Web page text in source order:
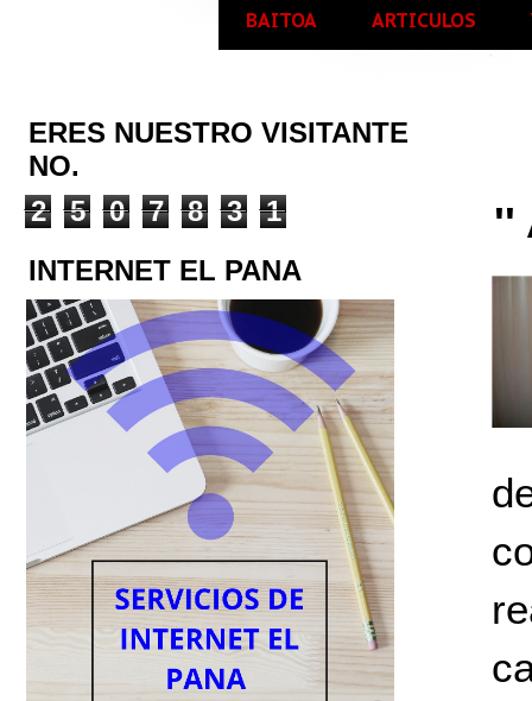
BAITOA ARTICULOS
''
ERES NUESTRO VISITANTE
NO.
2
5 0 7 8 3
1
INTERNET EL PANA